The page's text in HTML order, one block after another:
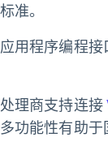
准。
用程序编程
理商支持连接
功能性有助